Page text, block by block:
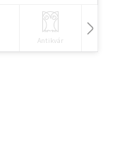
Antikvár